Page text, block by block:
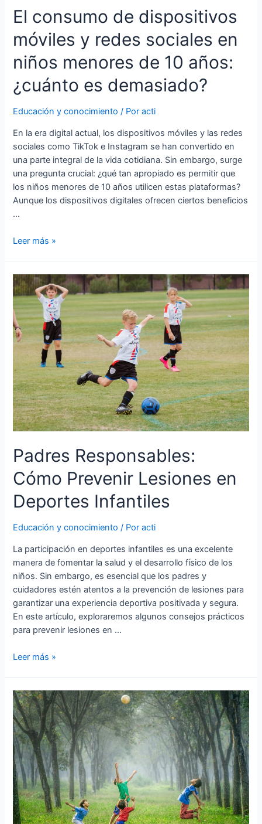
El consumo de dispositivos
móviles y redes sociales en
niños menores de 10 años:
¿cuánto es demasiado?
Educación y conocimiento / Poracti
En la era digital actual, los dispositivos móviles y las redes
sociales como TikTok e Instagram se han convertido en
una parte integral de la vida cotidiana. Sin embargo, surge
una pregunta crucial: ¿qué tan apropiado es permitir que
los niños menores de 10 años utilicen estas plataformas?
Aunque los dispositivos digitales ofrecen ciertos beneficios
…
El
dispositivos
móviles
y
redes
sociales
en
niños
menores
de
10
años:
¿cuánto
demasiado?
Leer más »
Padres Responsables:
Cómo Prevenir Lesiones en
Deportes Infantiles
Educación y conocimiento / Poracti
La participación en deportes infantiles es una excelente
manera de fomentar la salud y el desarrollo físico de los
niños. Sin embargo, es esencial que los padres y
cuidadores estén atentos a la prevención de lesiones para
garantizar una experiencia deportiva positivada y segura.
En este artículo, exploraremos algunos consejos prácticos
para prevenir lesiones en …
Padres
Prevenir
Lesiones
en
Deportes
Infantiles
Leer más »